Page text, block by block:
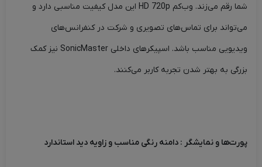
شما رقم می‌زند. وب‌کم HD 720p این مدل کیفیت مناسبی دارد و
می‌تواند برای تماس‌های تصویری و شرکت در کنفرانس‌های
ویدیویی مناسب باشد. اسپیکرهای داخلی SonicMaster نیز کمک
بزرگی به بهتر شدن تجربه کاربر می‌کنند.
پورت‌ها و نمایشگر : دامنه رنگی مناسب و زاویه دید استاندارد